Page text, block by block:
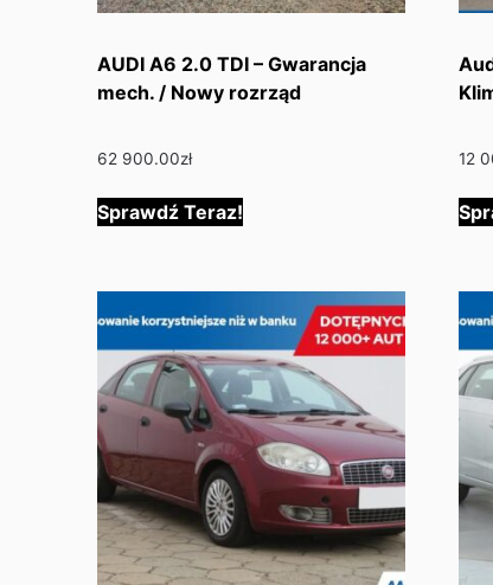
AUDI A6 2.0 TDI – Gwarancja
mech. / Nowy rozrząd
62 900.00zł
Sprawdź Teraz!
12